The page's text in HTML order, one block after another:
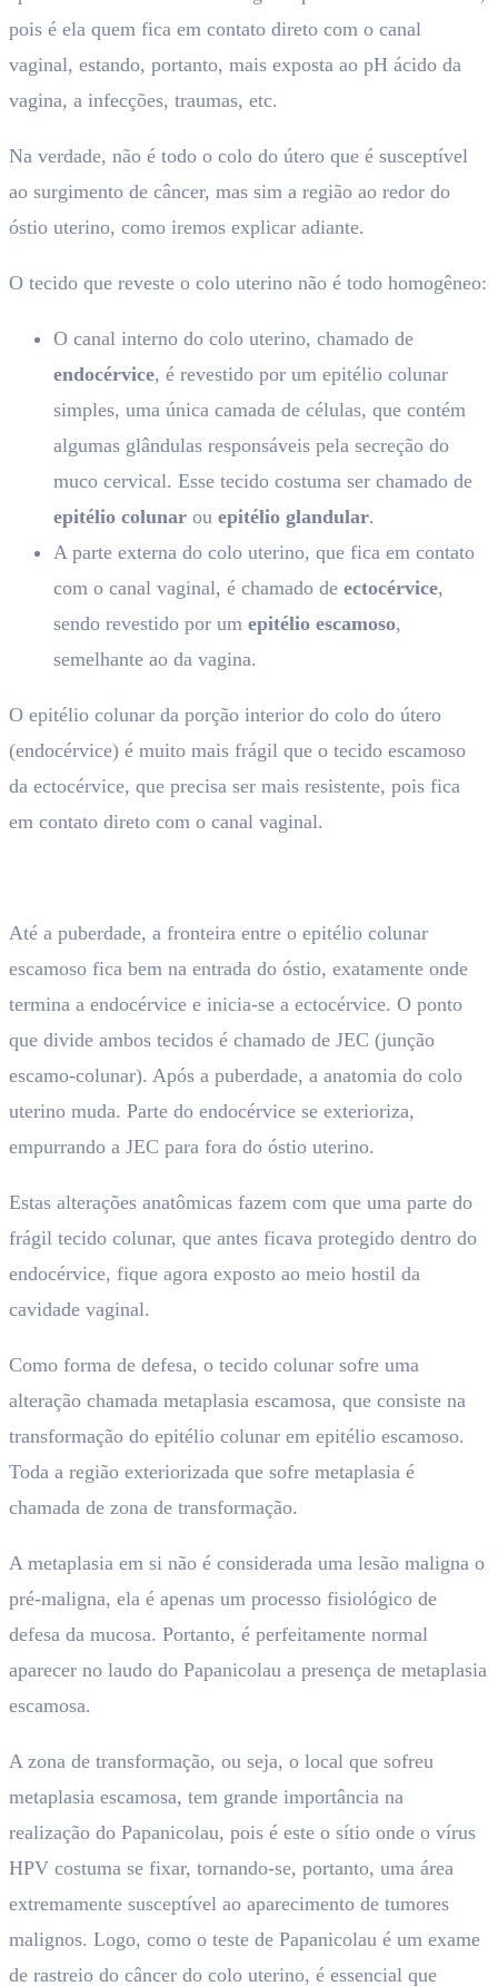
pois é ela quem fica em contato direto com o canal
vaginal, estando, portanto, mais exposta ao pH ácido da
vagina, a infecções, traumas, etc.
Na verdade, não é todo o colo do útero que é susceptível
ao surgimento de câncer, mas sim a região ao redor do
óstio uterino, como iremos explicar adiante.
O tecido que reveste o colo uterino não é todo homogêneo:
O canal interno do colo uterino, chamado de
endocérvice, é revestido por um epitélio colunar
simples, uma única camada de células, que contém
algumas glândulas responsáveis pela secreção do
muco cervical. Esse tecido costuma ser chamado de
epitélio colunar ou epitélio glandular.
A parte externa do colo uterino, que fica em contato
com o canal vaginal, é chamado de ectocérvice,
sendo revestido por um epitélio escamoso,
semelhante ao da vagina.
O epitélio colunar da porção interior do colo do útero
(endocérvice) é muito mais frágil que o tecido escamoso
da ectocérvice, que precisa ser mais resistente, pois fica
em contato direto com o canal vaginal.
Até a puberdade, a fronteira entre o epitélio colunar
escamoso fica bem na entrada do óstio, exatamente onde
termina a endocérvice e inicia-se a ectocérvice. O ponto
que divide ambos tecidos é chamado de JEC (junção
escamo-colunar). Após a puberdade, a anatomia do colo
uterino muda. Parte do endocérvice se exterioriza,
empurrando a JEC para fora do óstio uterino.
Estas alterações anatômicas fazem com que uma parte do
frágil tecido colunar, que antes ficava protegido dentro do
endocérvice, fique agora exposto ao meio hostil da
cavidade vaginal.
Como forma de defesa, o tecido colunar sofre uma
alteração chamada metaplasia escamosa, que consiste na
transformação do epitélio colunar em epitélio escamoso.
Toda a região exteriorizada que sofre metaplasia é
chamada de zona de transformação.
A metaplasia em si não é considerada uma lesão maligna o
pré-maligna, ela é apenas um processo fisiológico de
defesa da mucosa. Portanto, é perfeitamente normal
aparecer no laudo do Papanicolau a presença de metaplasia
escamosa.
A zona de transformação, ou seja, o local que sofreu
metaplasia escamosa, tem grande importância na
realização do Papanicolau, pois é este o sítio onde o vírus
HPV costuma se fixar, tornando-se, portanto, uma área
extremamente susceptível ao aparecimento de tumores
malignos. Logo, como o teste de Papanicolau é um exame
de rastreio do câncer do colo uterino, é essencial que